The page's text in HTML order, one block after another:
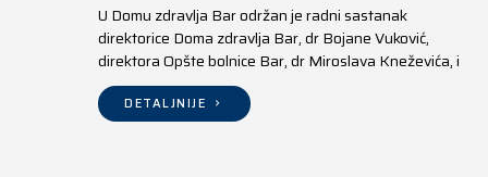
U Domu zdravlja Bar održan je radni sastanak
direktorice Doma zdravlja Bar, dr Bojane Vuković,
direktora Opšte bolnice Bar, dr Miroslava Kneževića, i
direktora Doma zdravlja Ulcinj, Kreshnika Mustafe.
DETALJNIJE